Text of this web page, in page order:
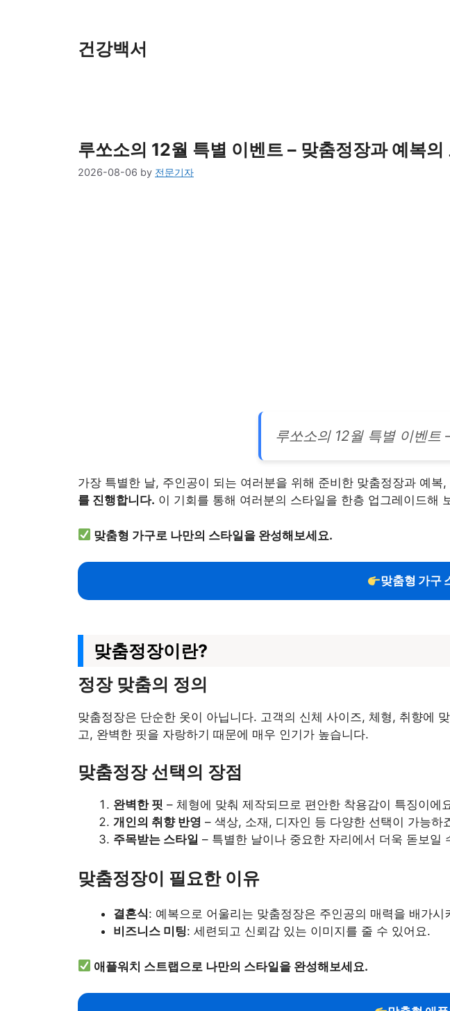
건강백서
루쏘소의 12월 특별 이벤트 – 맞춤정장과 예복의
2026-08-06 by 전문기자
루쏘소의 12월 특별 이벤트
가장 특별한 날, 주인공이 되는 여러분을 위해 준비한 맞춤정장과 예
를 진행합니다. 이 기회를 통해 여러분의 스타일을 한층 업그레이드해
맞춤형 가구로 나만의 스타일을 완성해보세요.
맞춤형 가구
맞춤정장이란?
정장 맞춤의 정의
맞춤정장은 단순한 옷이 아닙니다. 고객의 신체 사이즈, 체형, 취향에
고, 완벽한 핏을 자랑하기 때문에 매우 인기가 높습니다.
맞춤정장 선택의 장점
완벽한 핏 – 체형에 맞춰 제작되므로 편안한 착용감이 특징이에
개인의 취향 반영 – 색상, 소재, 디자인 등 다양한 선택이 가능하
주목받는 스타일 – 특별한 날이나 중요한 자리에서 더욱 돋보일
맞춤정장이 필요한 이유
결혼식: 예복으로 어울리는 맞춤정장은 주인공의 매력을 배가시
비즈니스 미팅: 세련되고 신뢰감 있는 이미지를 줄 수 있어요.
애플워치 스트랩으로 나만의 스타일을 완성해보세요.